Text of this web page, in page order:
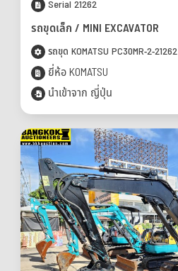
Serial 21262
รถขุดเล็ก / MINI EXCAVATOR
รถขุด KOMATSU PC30MR-2-21262
ยี่ห้อ KOMATSU
นำเข้าจาก ญี่ปุ่น